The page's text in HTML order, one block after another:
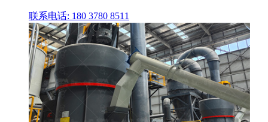
联系电话: 180 3780 8511